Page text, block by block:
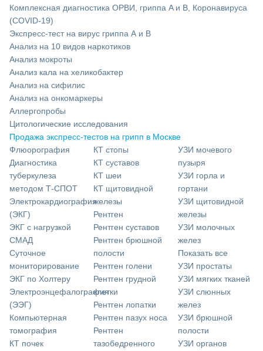
Комплексная диагностика ОРВИ, гриппа A и B, Коронавируса
(COVID-19)
Экспресс-тест на вирус гриппа А и В
Анализ на 10 видов наркотиков
Анализ мокроты
Анализ кала на хеликобактер
Анализ на сифилис
Анализ на онкомаркеры
Аллергопробы
Цитологические исследования
Продажа экспресс-тестов на грипп в Москве
Флюорография
Диагностика
туберкулеза
методом Т-СПОТ
Электрокардиография
(ЭКГ)
ЭКГ с нагрузкой
СМАД
Суточное
мониторирование
ЭКГ по Холтеру
Электроэнцефалография
(ЭЭГ)
Компьютерная
томография
КТ почек
КТ стопы
КТ суставов
КТ шеи
КТ щитовидной
железы
Рентген
Рентген суставов
Рентген брюшной
полости
Рентген голени
Рентген грудной
клетки
Рентген лопатки
Рентген пазух носа
Рентген
тазобедренного
УЗИ мочевого
пузыря
УЗИ горла и
гортани
УЗИ щитовидной
железы
УЗИ молочных
желез
Показать все
УЗИ простаты
УЗИ мягких тканей
УЗИ слюнных
желез
УЗИ брюшной
полости
УЗИ органов